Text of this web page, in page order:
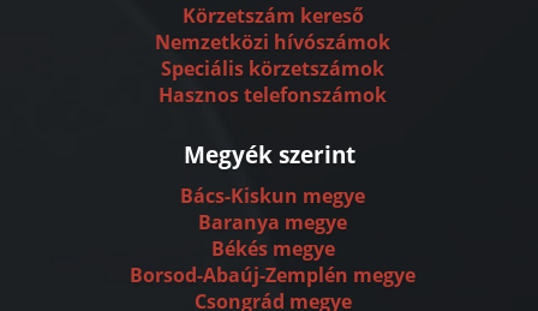
Körzetszám kereső
Nemzetközi hívószámok
Speciális körzetszámok
Hasznos telefonszámok
Megyék szerint
Bács-Kiskun megye
Baranya megye
Békés megye
Borsod-Abaúj-Zemplén megye
Csongrád megye